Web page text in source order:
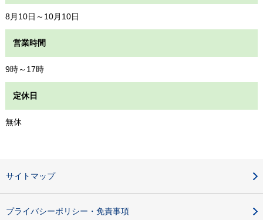
8月10日～10月10日
営業時間
9時～17時
定休日
無休
サイトマップ
プライバシーポリシー・免責事項